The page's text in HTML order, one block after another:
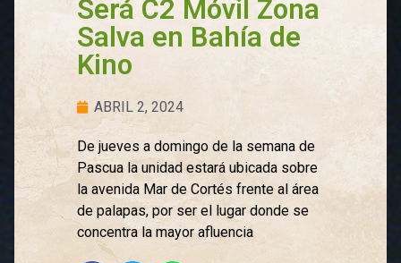
Será C2 Móvil Zona
Salva en Bahía de
Kino
ABRIL 2, 2024
De jueves a domingo de la semana de
Pascua la unidad estará ubicada sobre
la avenida Mar de Cortés frente al área
de palapas, por ser el lugar donde se
concentra la mayor afluencia